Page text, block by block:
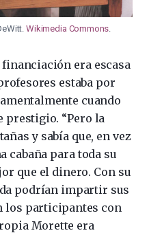
Wikimedia Commons
era escasa
estaba por
cuando
prestigio. “Pero la
y sabía que, en vez
cabaña para toda su
que el dinero. Con su
podrían impartir sus
los participantes con
Morette era